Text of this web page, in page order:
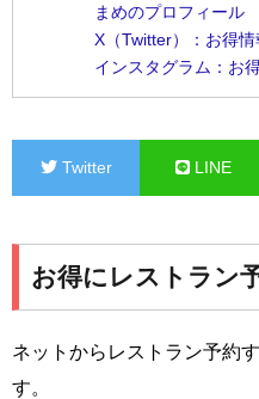
まめのプロフィール
X（Twitter）：お得
インスタグラム：お
Twitter LINE
お得にレストラン
ネットからレストラン予約
す。